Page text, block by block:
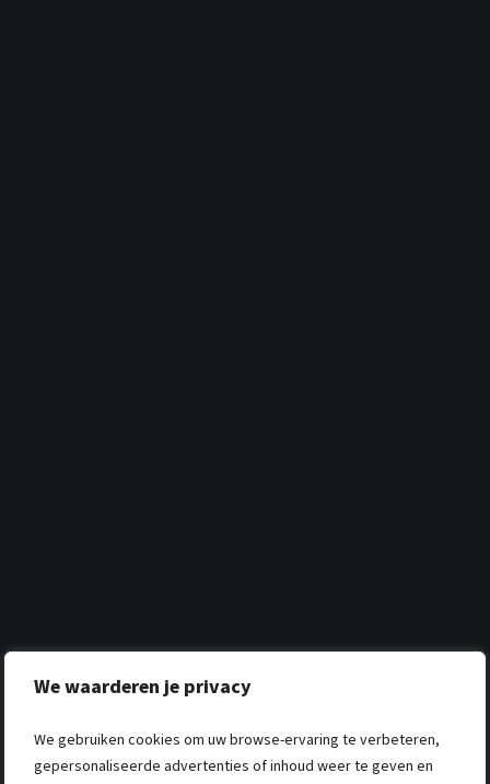
We waarderen je privacy
We gebruiken cookies om uw browse-ervaring te verbeteren,
gepersonaliseerde advertenties of inhoud weer te geven en